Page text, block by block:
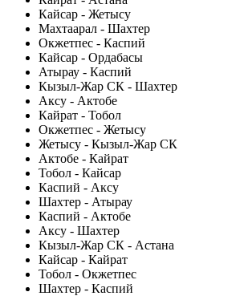
Кайсар - Жетысу
Махтаарал - Шахтер
Окжетпес - Каспий
Кайсар - Ордабасы
Атырау - Каспий
Кызыл-Жар СК - Шахтер
Аксу - Актобе
Кайрат - Тобол
Окжетпес - Жетысу
Жетысу - Кызыл-Жар СК
Актобе - Кайрат
Тобол - Кайсар
Каспий - Аксу
Шахтер - Атырау
Каспий - Актобе
Аксу - Шахтер
Кызыл-Жар СК - Астана
Кайсар - Кайрат
Тобол - Окжетпес
Шахтер - Каспий